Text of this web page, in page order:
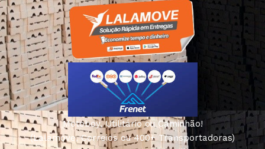
Motoboy, Utilitário ou Caminhão!
(Lalamove, Correios ou 400+ Transportadoras)